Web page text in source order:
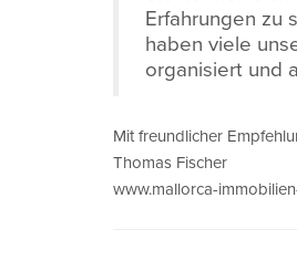
Erfahrungen zu
haben viele
organisiert und
Mit freundlicher
Thomas Fischer
www.mallorca-